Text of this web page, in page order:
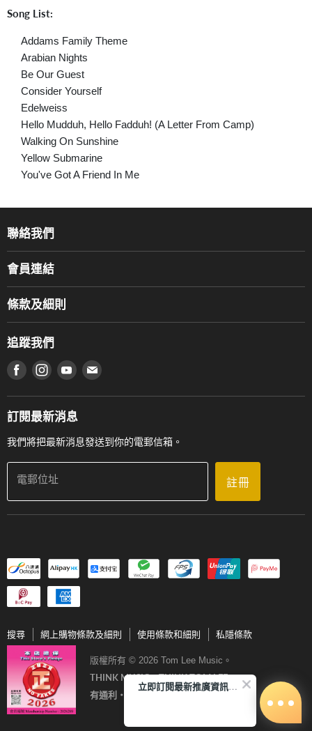
Song List:
Addams Family Theme
Arabian Nights
Be Our Guest
Consider Yourself
Edelweiss
Hello Mudduh, Hello Fadduh! (A Letter From Camp)
Walking On Sunshine
Yellow Submarine
You've Got A Friend In Me
聯絡我們
服務部
通利工程
登記保養
產品序號查詢
聯絡我們
會員連結
香港管弦樂導師協會
條款及細則
使用條款及細則
私隱條款
門市購買產品及服務
追蹤我們
在 Facebook 上找到我們
在 Instagram 上找到我們
在 Youtube 上找到我們
在 電子郵件 上找到我們
訂閱最新消息
我們將把最新消息發送到你的電郵信箱。
電郵位址 註冊
搜尋 網上購物條款及細則 使用條款和細則 私隱條款
版權所有 © 2026 Tom Lee Music。
THINK MUSIC．THINK TOM LEE
有通利‧音樂更完美
立即訂閱最新推廣資訊Subscribe me!